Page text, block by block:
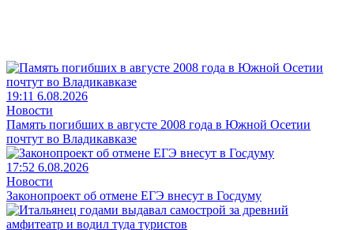
19:11 6.08.2026
Новости
Память погибших в августе 2008 года в Южной Осетии
почтут во Владикавказе
17:52 6.08.2026
Новости
Законопроект об отмене ЕГЭ внесут в Госдуму